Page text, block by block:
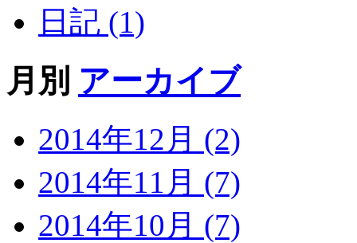
日記 (1)
月別 アーカイブ
2014年12月 (2)
2014年11月 (7)
2014年10月 (7)